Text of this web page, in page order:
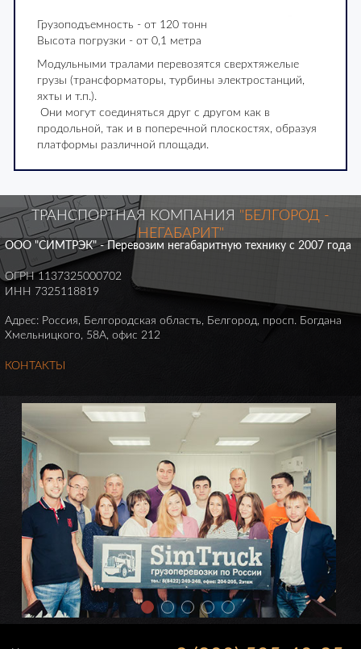
Грузоподъемность - от 120 тонн
Высота погрузки - от 0,1 метра
Модульными тралами перевозятся сверхтяжелые
грузы (трансформаторы, турбины электростанций,
яхты и т.п.).
Они могут соединяться друг с другом как в
продольной, так и в поперечной плоскостях, образуя
платформы различной площади.
ТРАНСПОРТНАЯ КОМПАНИЯ "БЕЛГОРОД -
НЕГАБАРИТ"
ООО "СИМТРЭК" - Перевозим негабаритную технику с 2007 года
ОГРН 1137325000702
ИНН 7325118819
Адрес: Россия, Белгородская область, Белгород, просп. Богдана
Хмельницкого, 58А, офис 212
КОНТАКТЫ